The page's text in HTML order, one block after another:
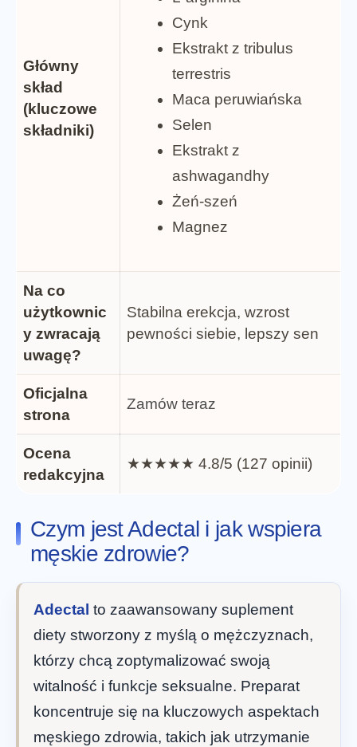
Główny
skład
(kluczowe
składniki)
Cynk
Ekstrakt z tribulus
terrestris
Maca peruwiańska
Selen
Ekstrakt z
ashwagandhy
Żeń-szeń
Magnez
Na co
użytkownic
y zwracają
uwagę?
Stabilna erekcja, wzrost
pewności siebie, lepszy sen
Oficjalna
strona
Zamów teraz
Ocena
redakcyjna
★★★★★ 4.8/5 (127 opinii)
Czym jest Adectal i jak wspiera
męskie zdrowie?
Adectal to zaawansowany suplement
diety stworzony z myślą o mężczyznach,
którzy chcą zoptymalizować swoją
witalność i funkcje seksualne. Preparat
koncentruje się na kluczowych aspektach
męskiego zdrowia, takich jak utrzymanie